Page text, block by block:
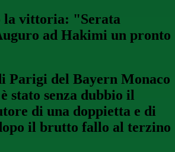
la vittoria: "Serata
ad Hakimi un pronto
Parigi del Bayern Monaco
stato senza dubbio il
di una doppietta e di
il brutto fallo al terzino